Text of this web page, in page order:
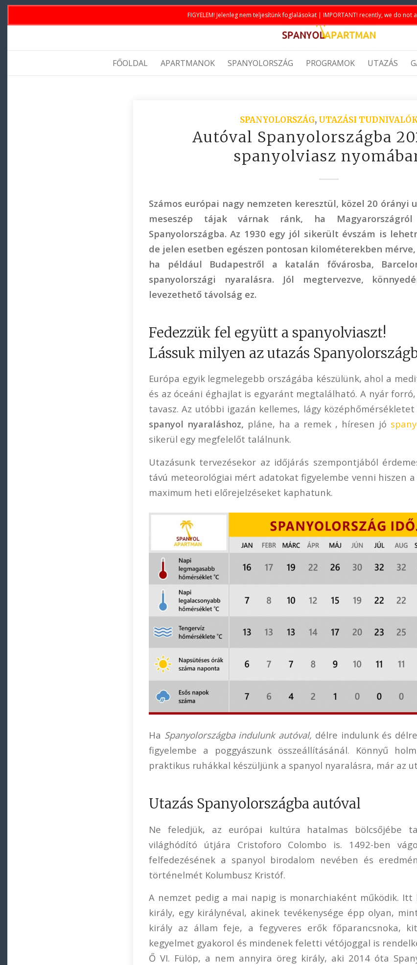
FIGYELEM! Jelenleg nem teljesítünk foglalásokat | IMPORTANT! recently, we do not
FŐOLDAL APARTMANOK SPANYOLORSZÁG PROGRAMOK UTAZÁS
SPANYOLORSZÁG, UTAZÁSI
Autóval Spanyolországba
spanyolviasz
Számos európai nagy nemzeten keresztül, közel 20 órányi
meseszép tájak várnak ránk, ha
Spanyolországba. Az 1930 egy jól sikerült évszám is
de jelen esetben egészen pontosan kilométerekben
ha például Budapestről a katalán fővárosba,
spanyolországi nyaralásra. Jól megtervezve,
levezethető távolság ez.
Fedezzük fel együtt a spanyolviaszt!
Lássuk milyen az utazás
Európa egyik legmelegebb országába készülünk, ahol a
és az óceáni éghajlat is egyaránt megtalálható. A nyár
tavasz. Az utóbbi igazán kellemes, lágy
spanyol nyaraláshoz, pláne, ha a remek , híresen jó
sikerül egy megfelelőt találnunk.
Utazásunk tervezésekor az időjárás szempontjából
távú meteorológiai mért adatokat figyelembe venni hiszen
maximum heti előrejelzéseket kaphatunk.
Ha Spanyolországba indulunk autóval, délre indulunk és
figyelembe a poggyászunk összeállításánál. Könnyű
praktikus ruhákkal készüljünk a spanyol nyaralásra, már az
Utazás Spanyolországba autóval
Ne feledjük, az európai kultúra hatalmas bölcsőjébe
világhódító útjára Cristoforo Colombo is. 1492-ben
felfedezésének a spanyol birodalom nevében és
történelmét Kolumbusz Kristóf.
A nemzet pedig a mai napig is monarchiaként működik. Itt
király, egy királynéval, akinek tevékenysége épp olyan,
király az állam feje, a fegyveres erők főparancsnoka,
kegyelmet gyakorol és mindenek feletti vétójoggal is
Ő VI. Fülöp, a nem annyira öreg király, aki 2014 óta